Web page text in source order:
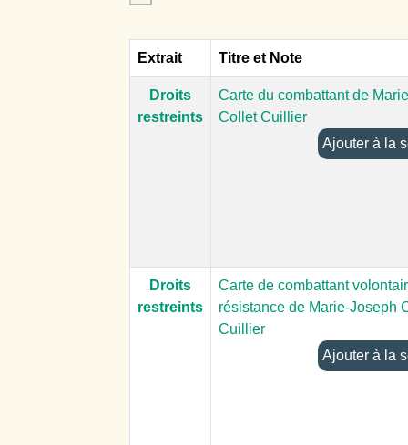
Extrait Titre et Note
Droits
restreints
Carte du combattant de
Collet Cuillier
Ajouter
Droits
restreints
Carte de combattant
résistance de Marie-Joseph
Cuillier
Ajouter